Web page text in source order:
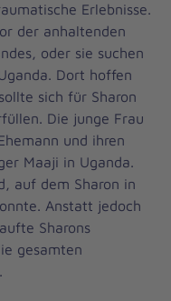
Erlebnisse.
der anhaltenden
oder sie suchen
Dort hoffen
sich für Sharon
Die junge Frau
und ihren
Maaji in Uganda.
auf dem Sharon in
Anstatt jedoch
Sharons
gesamten